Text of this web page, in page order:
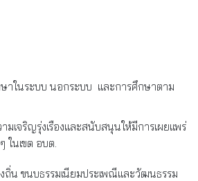
าในระบบ นอกระบบ และการศึกษาตาม
มเจริญรุ่งเรืองและสนับสนุนให้มีการเผยแพร่
ในเขต อบต.
น ขนบธรรมเนียมประเพณีและวัฒนธรรม